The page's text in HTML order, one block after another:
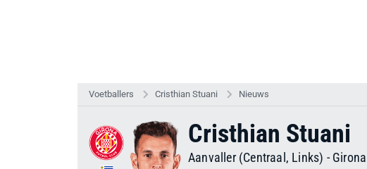
Voetballers Cristhian Stuani Nieuws
Cristhian Stuani
Aanvaller (Centraal, Links) - Girona